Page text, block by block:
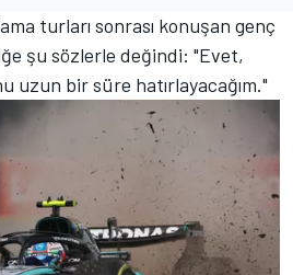
turları sonrası konuşan genç
şu sözlerle değindi: "Evet,
uzun bir süre hatırlayacağım."